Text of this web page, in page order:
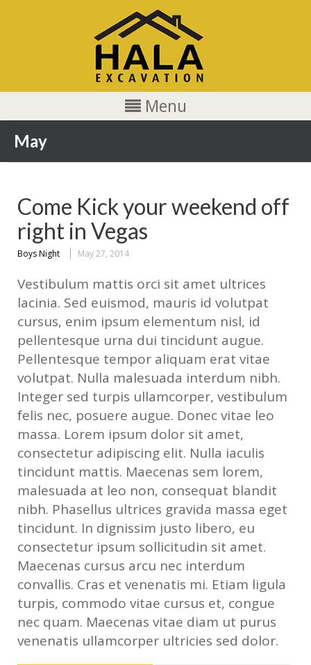
Menu
May
Come Kick your weekend off
right in Vegas
Boys Night May 27, 2014
Vestibulum mattis orci sit amet ultrices
lacinia. Sed euismod, mauris id volutpat
cursus, enim ipsum elementum nisl, id
pellentesque urna dui tincidunt augue.
Pellentesque tempor aliquam erat vitae
volutpat. Nulla malesuada interdum nibh.
Integer sed turpis ullamcorper, vestibulum
felis nec, posuere augue. Donec vitae leo
massa. Lorem ipsum dolor sit amet,
consectetur adipiscing elit. Nulla iaculis
tincidunt mattis. Maecenas sem lorem,
malesuada at leo non, consequat blandit
nibh. Phasellus ultrices gravida massa eget
tincidunt. In dignissim justo libero, eu
consectetur ipsum sollicitudin sit amet.
Maecenas cursus arcu nec interdum
convallis. Cras et venenatis mi. Etiam ligula
turpis, commodo vitae cursus et, congue
nec quam. Maecenas vitae diam ut purus
venenatis ullamcorper ultricies sed dolor.